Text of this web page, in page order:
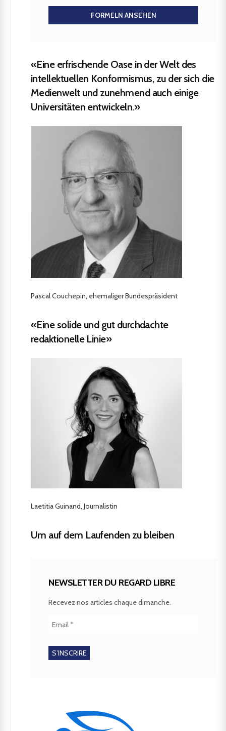
FORMELN ANSEHEN
«Eine erfrischende Oase in der Welt des
intellektuellen Konformismus, zu der sich die
Medienwelt und zunehmend auch einige
Universitäten entwickeln.»
Pascal Couchepin, ehemaliger Bundespräsident
«Eine solide und gut durchdachte
redaktionelle Linie»
Laetitia Guinand, Journalistin
Um auf dem Laufenden zu bleiben
NEWSLETTER DU REGARD LIBRE
Recevez nos articles chaque dimanche.